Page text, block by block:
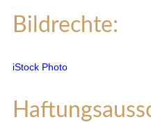
Bildrechte:
iStock Photo